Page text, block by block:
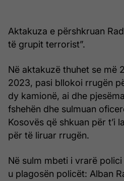
Aktakuza e përshkruan
të grupit terrorist”.
Në aktakuzë thuhet se më
2023, pasi bllokoi rrugën
dy kamionë, ai dhe
fshehën dhe sulmuan
Kosovës që shkuan për t’i
për të liruar rrugën.
Në sulm mbeti i vrarë
u plagosën policët: Alban